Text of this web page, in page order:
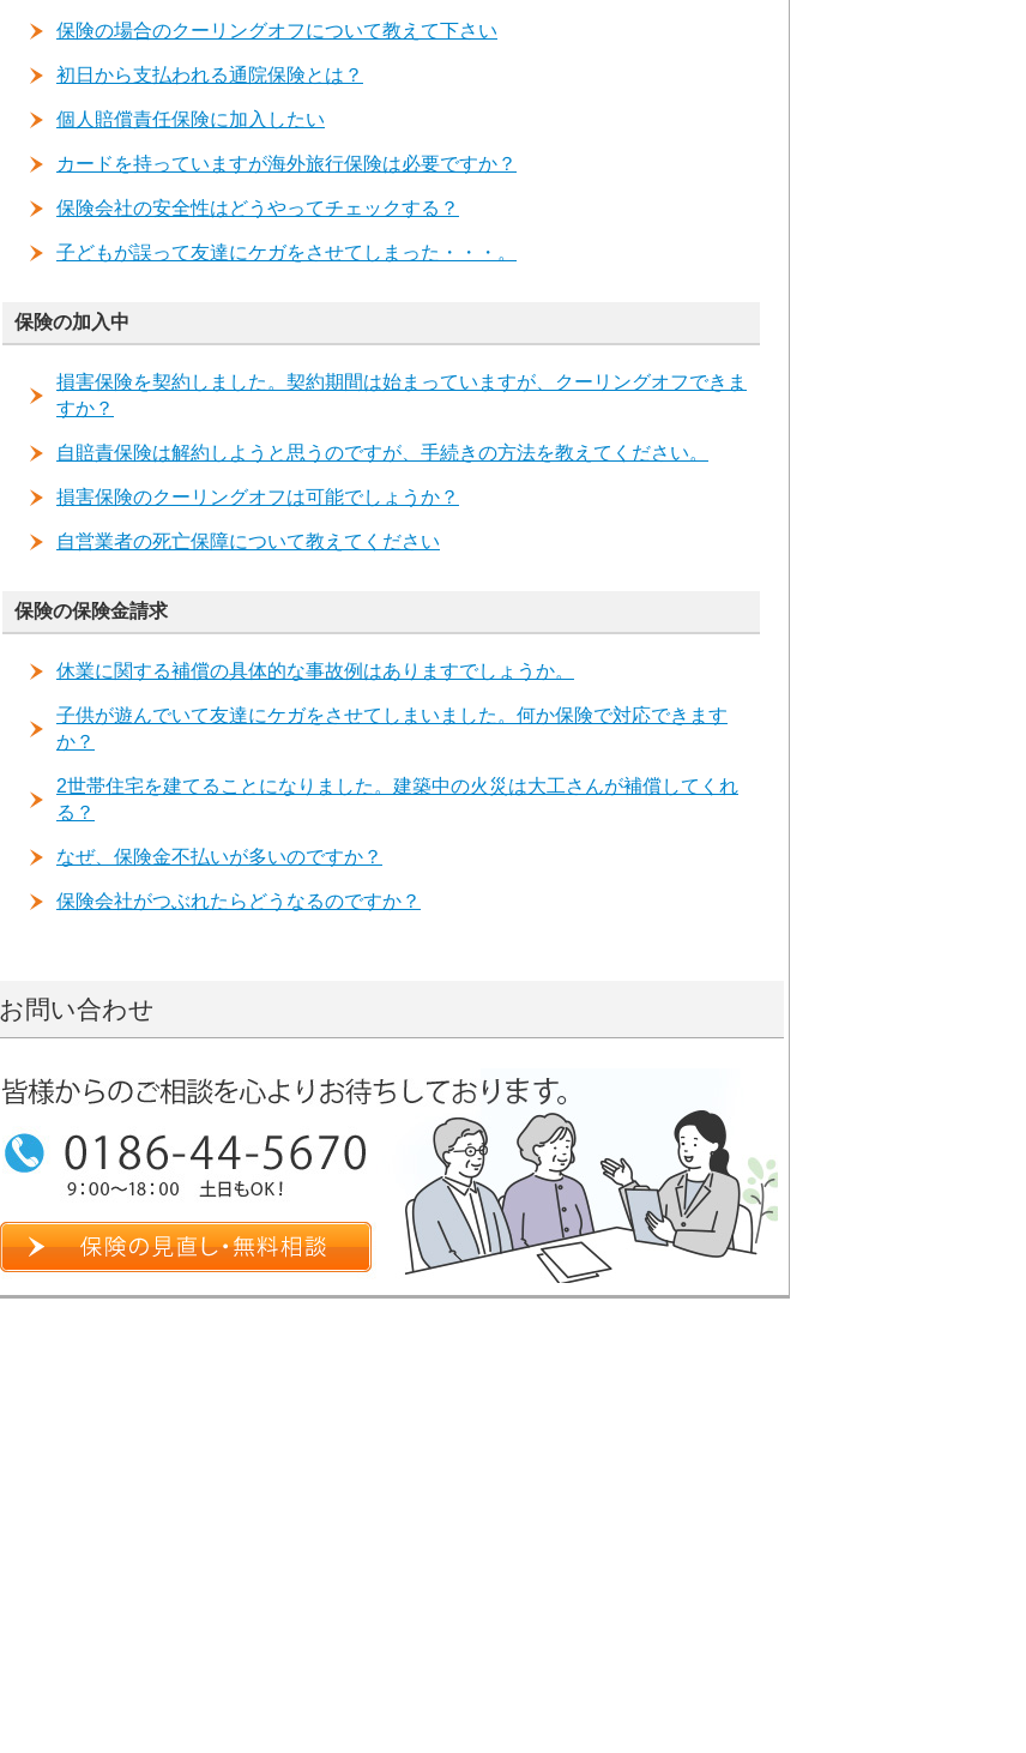
保険の場合のクーリングオフについて教えて下さい
初日から支払われる通院保険とは？
個人賠償責任保険に加入したい
カードを持っていますが海外旅行保険は必要ですか？
保険会社の安全性はどうやってチェックする？
子どもが誤って友達にケガをさせてしまった・・・。
保険の加入中
損害保険を契約しました。契約期間は始まっていますが、クーリングオフできま
すか？
自賠責保険は解約しようと思うのですが、手続きの方法を教えてください。
損害保険のクーリングオフは可能でしょうか？
自営業者の死亡保障について教えてください
保険の保険金請求
休業に関する補償の具体的な事故例はありますでしょうか。
子供が遊んでいて友達にケガをさせてしまいました。何か保険で対応できます
か？
2世帯住宅を建てることになりました。建築中の火災は大工さんが補償してくれ
る？
なぜ、保険金不払いが多いのですか？
保険会社がつぶれたらどうなるのですか？
お問い合わせ